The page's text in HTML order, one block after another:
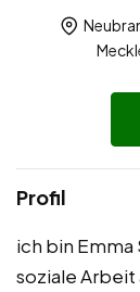
Profil
ich bin
soziale